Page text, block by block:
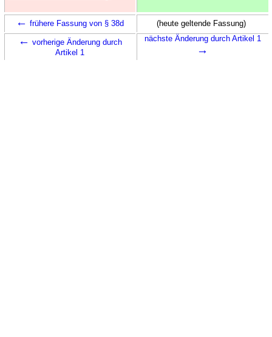
← frühere Fassung von § 38d (heute geltende Fassung)
← vorherige Änderung durch
Artikel 1
nächste Änderung durch Artikel 1
→